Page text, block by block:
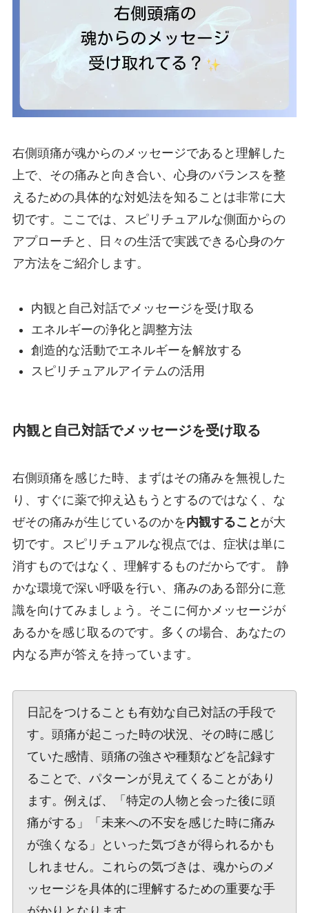
右側頭痛が魂からのメッセージであると理解した
上で、その痛みと向き合い、心身のバランスを整
えるための具体的な対処法を知ることは非常に大
切です。ここでは、スピリチュアルな側面からの
アプローチと、日々の生活で実践できる心身のケ
ア方法をご紹介します。
内観と自己対話でメッセージを受け取る
エネルギーの浄化と調整方法
創造的な活動でエネルギーを解放する
スピリチュアルアイテムの活用
内観と自己対話でメッセージを受け取る
右側頭痛を感じた時、まずはその痛みを無視した
り、すぐに薬で抑え込もうとするのではなく、な
ぜその痛みが生じているのかを内観すること が大
切です。スピリチュアルな視点では、症状は単に
消すものではなく、理解するものだからです。 静
かな環境で深い呼吸を行い、痛みのある部分に意
識を向けてみましょう。そこに何かメッセージが
あるかを感じ取るのです。多くの場合、あなたの
内なる声が答えを持っています。
日記をつけることも有効な自己対話の手段で
す。頭痛が起こった時の状況、その時に感じ
ていた感情、頭痛の強さや種類などを記録す
ることで、パターンが見えてくることがあり
ます。例えば、「特定の人物と会った後に頭
痛がする」「未来への不安を感じた時に痛み
が強くなる」といった気づきが得られるかも
しれません。これらの気づきは、魂からのメ
ッセージを具体的に理解するための重要な手